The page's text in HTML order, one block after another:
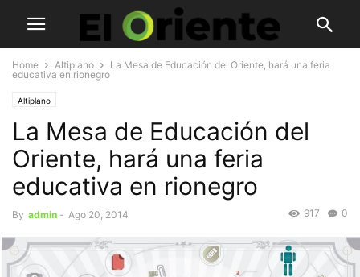
Home Altiplano
La Mesa de Educación del Oriente, hará una feria
educativa en rionegro
Altiplano
La Mesa de Educación del
Oriente, hará una feria
educativa en rionegro
By admin - Ago 20, 2014 0
917